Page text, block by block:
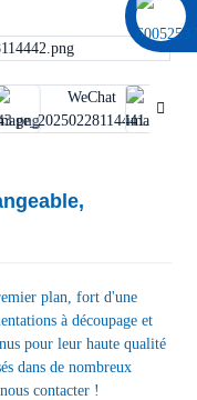
plan, fort d'une
à découpage et
pour leur haute qualité
dans de nombreux
contacter !